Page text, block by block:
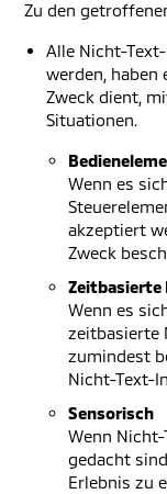
Zu den
Alle Nicht-
werden, haben
Zweck dient,
Situationen.
Wenn es
akzeptiert
Zweck
Zeitbasierte
Wenn es
zeitbasierte
zumindest
Nicht-Text-
Sensorisch
Wenn
gedacht
Erlebnis zu